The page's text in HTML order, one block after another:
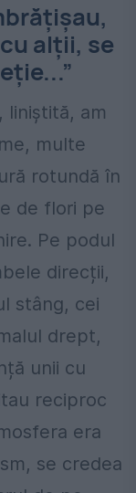
alții, se
liniștită, am
multe
rotundă în
de flori pe
Pe podul
direcții,
stâng, cei
drept,
unii cu
reciproc
era
se credea